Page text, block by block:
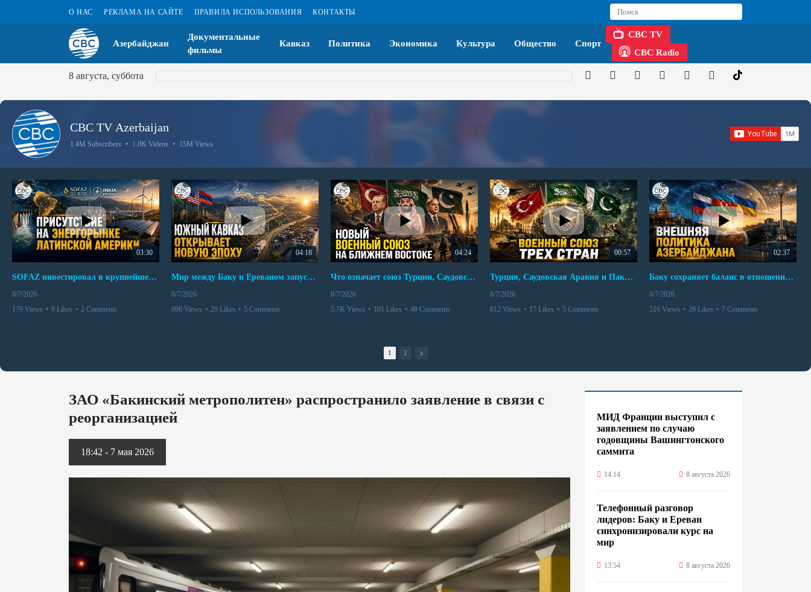
О НАС РЕКЛАМА НА САЙТЕ ПРАВИЛА ИСПОЛЬЗОВАНИЯ КОНТАКТЫ
Азербайджан
Документальные
фильмы
Кавказ Политика Экономика Культура Общество Спорт
CBC TV
CBC Radio
8 августа, суббота
CBC TV Azerbaijan
1.4M Subscribers • 1.8K Videos • 15M Views
03:30
SOFAZ инвестировал в крупнейшего независимого производителя электроэнергии Перу
8/7/2026
179 Views • 8 Likes • 2 Comments
04:18
Мир между Баку и Ереваном запускает крупные логистические проекты
8/7/2026
696 Views • 29 Likes • 5 Comments
04:24
Что означает союз Турции, Саудовской Аравии и Пакистана?
8/7/2026
5.7K Views • 101 Likes • 48 Comments
00:57
Турция, Саудовская Аравия и Пакистан подписали соглашение о совместной обороне
8/7/2026
812 Views • 17 Likes • 5 Comments
02:37
Баку сохраняет баланс в отношениях с Москвой и Киевом
8/7/2026
516 Views • 26 Likes • 7 Comments
1 2
ЗАО «Бакинский метрополитен» распространило заявление в связи с
реорганизацией
18:42 - 7 мая 2026
МИД Франции выступил с
заявлением по случаю
годовщины Вашингтонского
саммита
14:14 8 августа 2026
Телефонный разговор
лидеров: Баку и Ереван
синхронизировали курс на
мир
13:54 8 августа 2026